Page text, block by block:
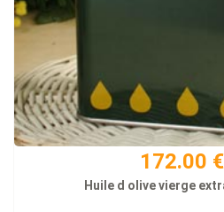
172.00
Huile d olive vierge